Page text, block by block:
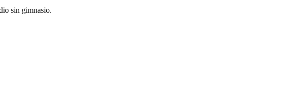
sin gimnasio.